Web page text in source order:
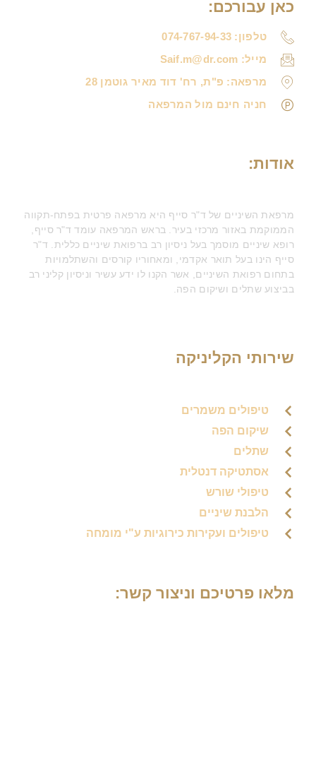
כאן עבורכם:
טלפון: 074-767-94-33
מייל: Saif.m@dr.com
מרפאה: פ"ת, רח' דוד מאיר גוטמן 28
חניה חינם מול המרפאה
אודות:
מרפאת השיניים של ד"ר סייף היא מרפאה פרטית בפתח-תקווה
הממוקמת באזור מרכזי בעיר. בראש המרפאה עומד ד"ר סייף,
רופא שיניים מוסמך בעל ניסיון רב ברפואת שיניים כללית. ד"ר
סייף הינו בעל תואר אקדמי, ומאחוריו קורסים והשתלמויות
בתחום רפואת השיניים, אשר הקנו לו ידע עשיר וניסיון קליני רב
בביצוע שתלים ושיקום הפה.
שירותי הקליניקה
טיפולים משמרים
שיקום הפה
שתלים
אסתטיקה דנטלית
טיפולי שורש
הלבנת שיניים
טיפולים ועקירות כירוגיות ע"י מומחה
מלאו פרטיכם וניצור קשר: